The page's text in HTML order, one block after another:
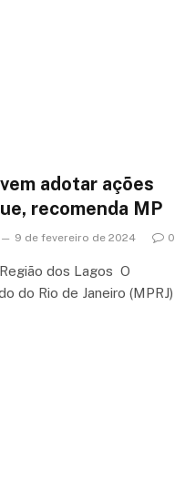
adotar ações
recomenda MP
9 de fevereiro de 2024 0
dos Lagos O
do Rio de Janeiro (MPRJ)